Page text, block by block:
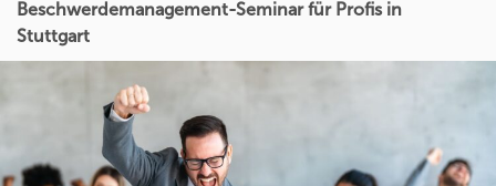
Beschwerdemanagement-Seminar für Profis in
Stuttgart